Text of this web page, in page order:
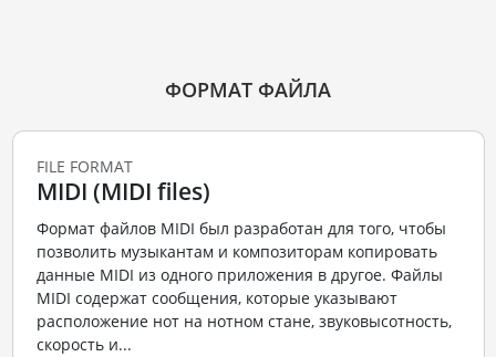
ФОРМАТ ФАЙЛА
FILE FORMAT
MIDI (MIDI files)
Формат файлов MIDI был разработан для того, чтобы
позволить музыкантам и композиторам копировать
данные MIDI из одного приложения в другое. Файлы
MIDI содержат сообщения, которые указывают
расположение нот на нотном стане, звуковысотность,
скорость и...